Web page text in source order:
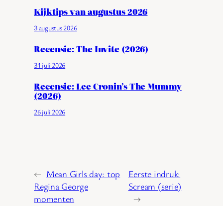
Kijktips van augustus 2026
3 augustus 2026
Recensie: The Invite (2026)
31 juli 2026
Recensie: Lee Cronin’s The Mummy
(2026)
26 juli 2026
← Mean Girls day: top
Regina George
momenten
Eerste indruk:
Scream (serie)
→